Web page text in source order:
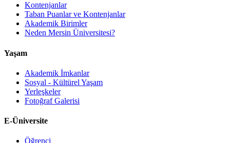
Kontenjanlar
Taban Puanlar ve Kontenjanlar
Akademik Birimler
Neden Mersin Üniversitesi?
Yaşam
Akademik İmkanlar
Sosyal - Kültürel Yaşam
Yerleşkeler
Fotoğraf Galerisi
E-Üniversite
Öğrenci